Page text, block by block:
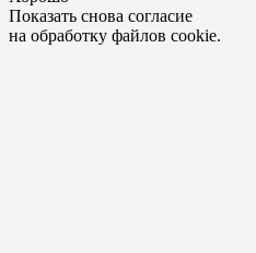
Показать снова согласие
на обработку файлов cookie.